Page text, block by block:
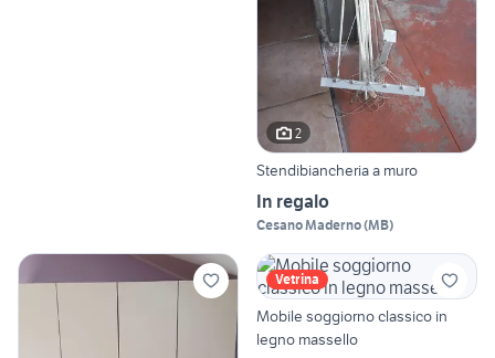
2
Stendibiancheria a muro
In regalo
Cesano Maderno(MB)
Vetrina
Mobile soggiorno classico in
legno massello